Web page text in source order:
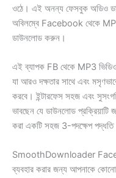
ওঠে। এই অনন্য ফেসবুক অডিও
অবিলম্বে Facebook থেকে
ডাউনলোড করুন।
এই ব্যাপক FB থেকে MP3
যা আরও দক্ষতার সাথে এবং
করবে। ইন্টারফেস সহজ এবং
ভাবছেন যে ডাউনলোড প্রক্রিয়াটি
করা একটি সহজ 3-পদক্ষেপ
SmoothDownloader
ব্যবহার করার জন্য আপনাকে